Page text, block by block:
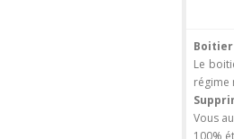
Le
régime
Vous
100%